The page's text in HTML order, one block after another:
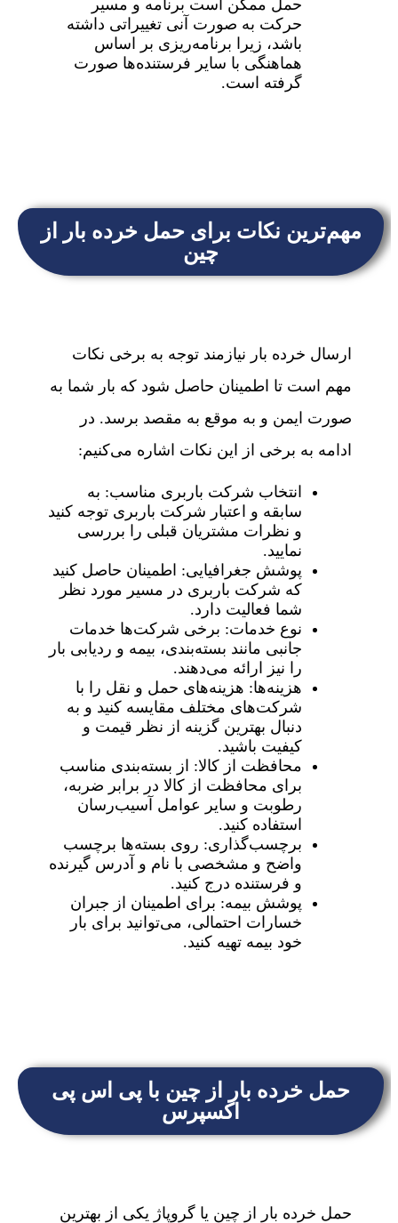
حمل ممکن است برنامه و مسیر
حرکت به صورت آنی تغییراتی داشته
باشد، زیرا برنامه‌ریزی بر اساس
هماهنگی با سایر فرستنده‌ها صورت
گرفته است.
مهم‌ترین نکات برای حمل خرده بار از
چین
ارسال خرده بار نیازمند توجه به برخی نکات
مهم است تا اطمینان حاصل شود که بار شما به
صورت ایمن و به موقع به مقصد برسد. در
ادامه به برخی از این نکات اشاره می‌کنیم:
انتخاب شرکت باربری مناسب: به
سابقه و اعتبار شرکت باربری توجه کنید
و نظرات مشتریان قبلی را بررسی
نمایید.
پوشش جغرافیایی: اطمینان حاصل کنید
که شرکت باربری در مسیر مورد نظر
شما فعالیت دارد.
نوع خدمات: برخی شرکت‌ها خدمات
جانبی مانند بسته‌بندی، بیمه و ردیابی بار
را نیز ارائه می‌دهند.
هزینه‌ها: هزینه‌های حمل و نقل را با
شرکت‌های مختلف مقایسه کنید و به
دنبال بهترین گزینه از نظر قیمت و
کیفیت باشید.
محافظت از کالا: از بسته‌بندی مناسب
برای محافظت از کالا در برابر ضربه،
رطوبت و سایر عوامل آسیب‌رسان
استفاده کنید.
برچسب‌گذاری: روی بسته‌ها برچسب
واضح و مشخصی با نام و آدرس گیرنده
و فرستنده درج کنید.
پوشش بیمه: برای اطمینان از جبران
خسارات احتمالی، می‌توانید برای بار
خود بیمه تهیه کنید.
حمل خرده بار از چین با پی اس پی
اکسپرس
حمل خرده بار از چین یا گروپاژ یکی از بهترین